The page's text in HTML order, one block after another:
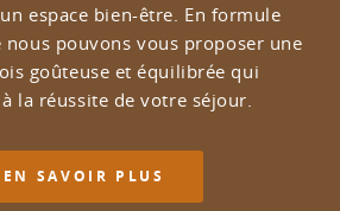
espace bien-être. En formule
nous pouvons vous proposer une
goûteuse et équilibrée qui
la réussite de votre séjour.
EN SAVOIR PLUS